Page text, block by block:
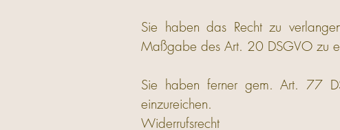
Sie haben das Recht zu
Maßgabe des Art. 20 DSGVO zu
Sie haben ferner gem. Art. 77
einzureichen.
Widerrufsrecht